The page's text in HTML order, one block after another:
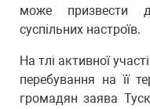
може призвести
суспільних настроїв.
На тлі активної
перебування на її
громадян заява